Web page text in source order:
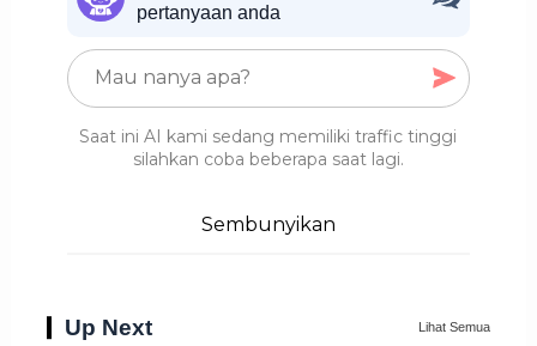
pertanyaan anda
Saat ini AI kami sedang memiliki traffic tinggi
silahkan coba beberapa saat lagi.
Sembunyikan
Up Next Lihat Semua